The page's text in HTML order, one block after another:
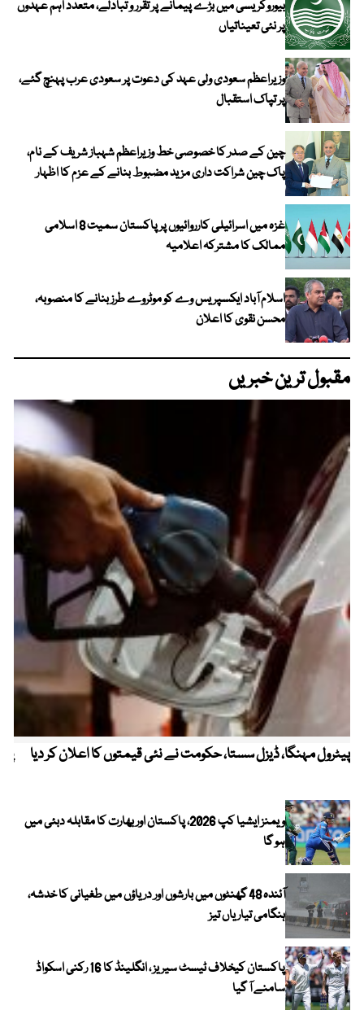
بیوروکریسی میں بڑے پیمانے پر تقرر و تبادلے، متعدد اہم عہدوں
پر نئی تعیناتیاں
وزیراعظم سعودی ولی عہد کی دعوت پر سعودی عرب پہنچ گئے،
پر تپاک استقبال
چین کے صدر کا خصوصی خط وزیراعظم شہباز شریف کے نام،
پاک چین شراکت داری مزید مضبوط بنانے کے عزم کا اظہار
غزہ میں اسرائیلی کارروائیوں پر پاکستان سمیت 8 اسلامی
ممالک کا مشترکہ اعلامیہ
اسلام آباد ایکسپریس وے کو موٹروے طرز بنانے کا منصوبہ،
محسن نقوی کا اعلان
مقبول ترین خبریں
پیٹرول مہنگا، ڈیزل سستا، حکومت نے نئی قیمتوں کا اعلان کر دیا
ویمنز ایشیا کپ 2026، پاکستان اور بھارت کا مقابلہ دبئی میں
ہو گا
آئندہ 48 گھنٹوں میں بارشوں اور دریاؤں میں طغیانی کا خدشہ،
ہنگامی تیاریاں تیز
پاکستان کیخلاف ٹیسٹ سیریز ، انگلینڈ کا 16 رکنی اسکواڈ
سامنے آ گیا